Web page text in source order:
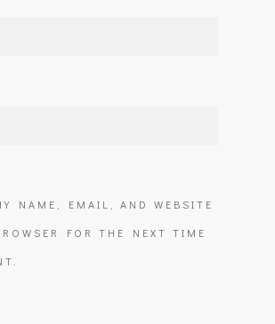
NAME, EMAIL, AND WEBSITE
FOR THE NEXT TIME